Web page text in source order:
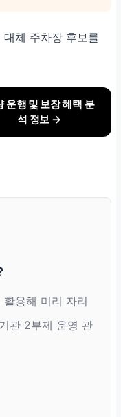
체 주차장 후보를
운행 및 보장 혜택 분
석 정보 →
활용해 미리 자리
관 2부제 운영 관